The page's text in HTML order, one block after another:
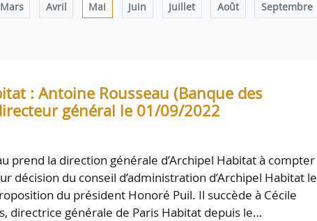
Mars Avril Mai Juin Juillet Août Septembre
: Antoine Rousseau (Banque des
général le 01/09/2022
prend la direction générale d’Archipel Habitat à compter
décision du conseil d’administration d’Archipel Habitat le
du président Honoré Puil. Il succède à Cécile
directrice générale de Paris Habitat depuis le…